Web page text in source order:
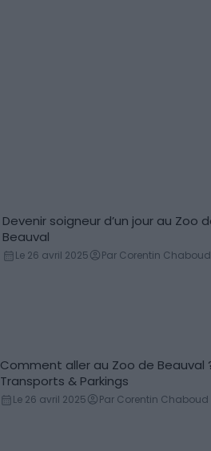
Devenir soigneur d’un jour au Zoo
Beauval
Le 26 avril 2025 Par Corentin Chaboud
Transports en communs
Comment aller au Zoo de Beauval
Transports & Parkings
Le 26 avril 2025 Par Corentin Chaboud